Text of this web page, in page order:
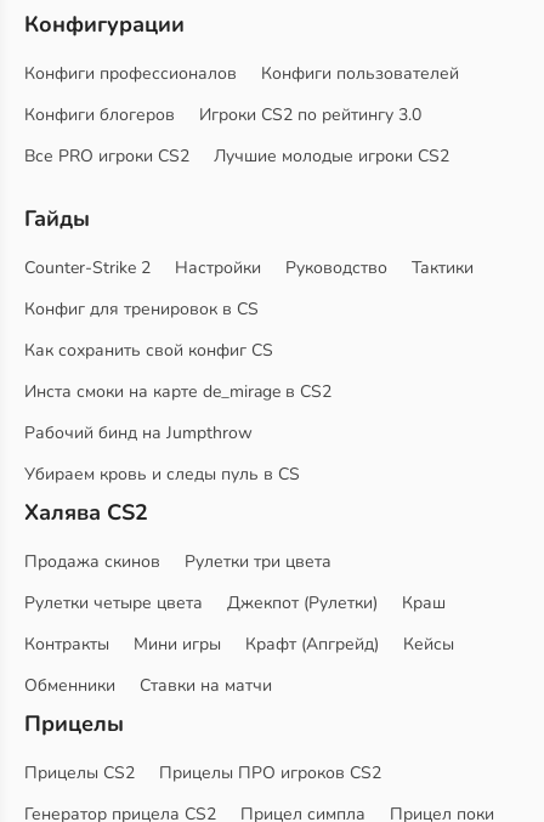
Конфигурации
Конфиги профессионалов
Конфиги пользователей
Конфиги блогеров
Игроки CS2 по рейтингу 3.0
Все PRO игроки CS2
Лучшие молодые игроки CS2
Гайды
Counter-Strike 2 Настройки Руководство
Тактики
Конфиг для тренировок в CS
Как сохранить свой конфиг CS
Инста смоки на карте de_mirage в CS2
Рабочий бинд на Jumpthrow
Убираем кровь и следы пуль в CS
Халява CS2
Продажа скинов
Рулетки три цвета
Рулетки четыре цвета
Джекпот (Рулетки)
Краш
Контракты
Мини игры Крафт (Апгрейд)
Кейсы
Обменники
Ставки на матчи
Прицелы
Прицелы CS2
Прицелы ПРО игроков CS2
Генератор прицела CS2
Прицел симпла
Прицел поки